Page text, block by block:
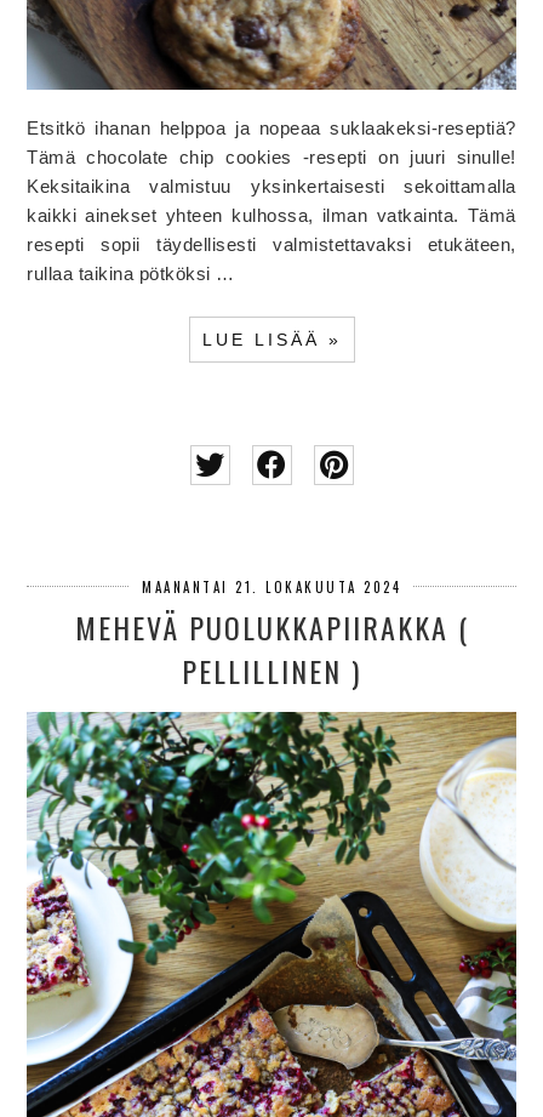
Etsitkö ihanan helppoa ja nopeaa suklaakeksi-reseptiä?
Tämä chocolate chip cookies -resepti on juuri sinulle!
Keksitaikina valmistuu yksinkertaisesti sekoittamalla
kaikki ainekset yhteen kulhossa, ilman vatkainta. Tämä
resepti sopii täydellisesti valmistettavaksi etukäteen,
rullaa taikina pötköksi …
LUE LISÄÄ »
MAANANTAI 21. LOKAKUUTA 2024
MEHEVÄ PUOLUKKAPIIRAKKA (
PELLILLINEN )